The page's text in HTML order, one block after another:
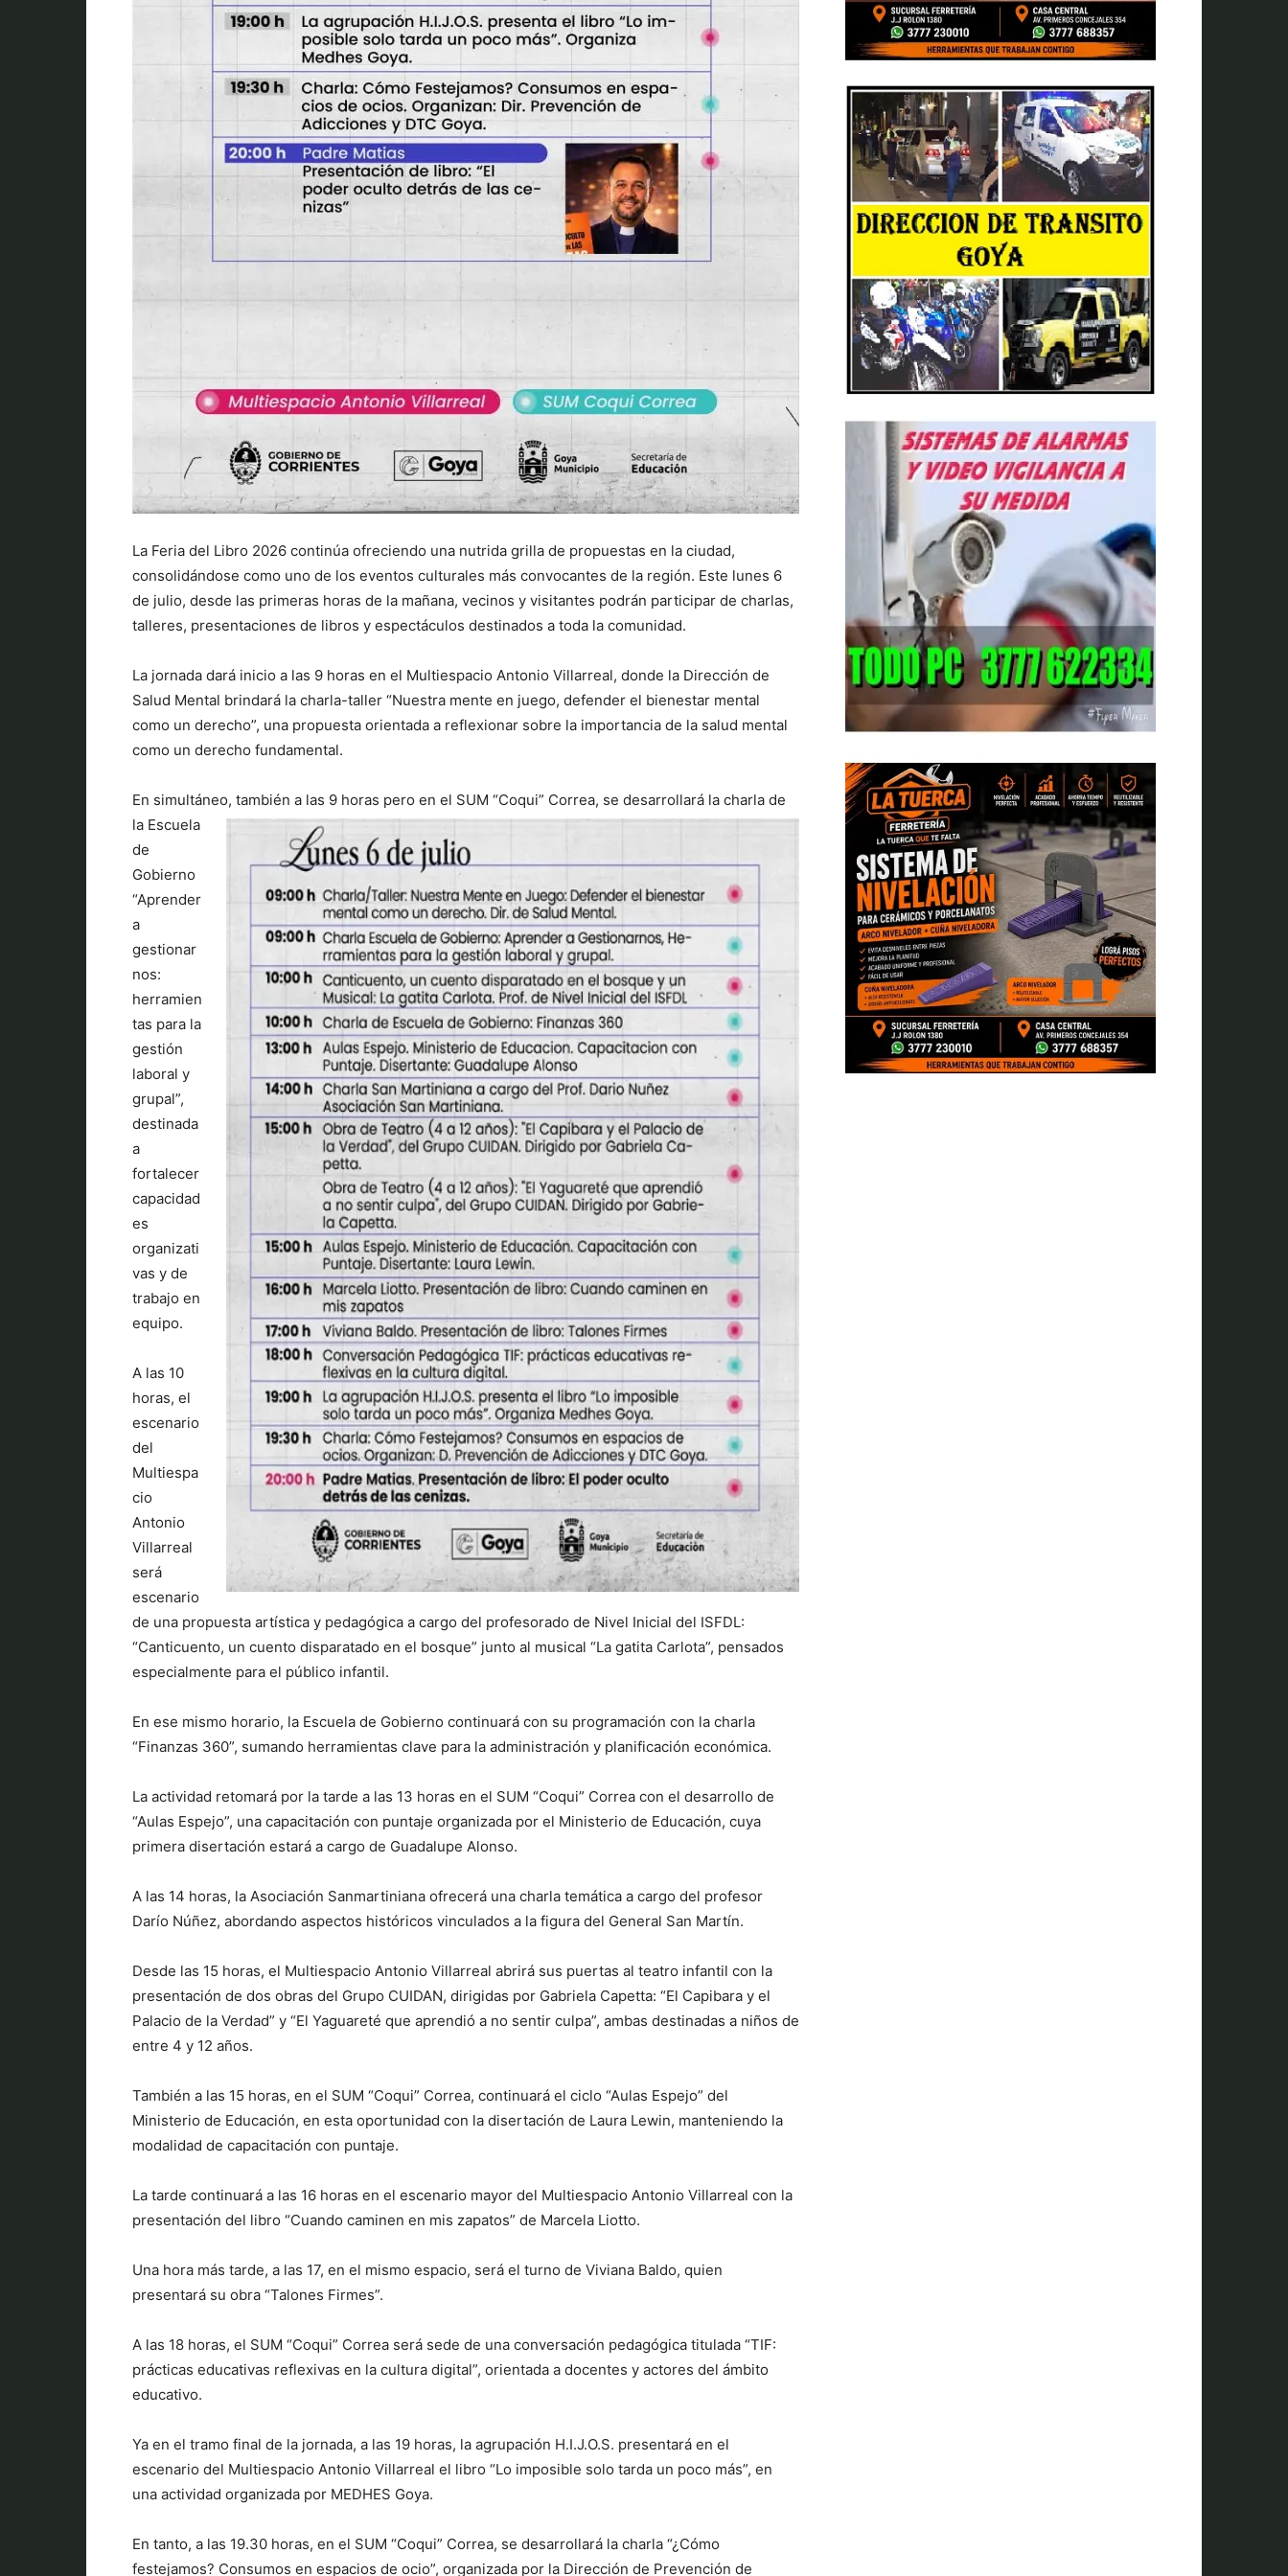
La Feria del Libro 2026 continúa ofreciendo una nutrida grilla de propuestas en la ciudad,
consolidándose como uno de los eventos culturales más convocantes de la región. Este lunes 6
de julio, desde las primeras horas de la mañana, vecinos y visitantes podrán participar de charlas,
talleres, presentaciones de libros y espectáculos destinados a toda la comunidad.
La jornada dará inicio a las 9 horas en el Multiespacio Antonio Villarreal, donde la Dirección de
Salud Mental brindará la charla-taller “Nuestra mente en juego, defender el bienestar mental
como un derecho”, una propuesta orientada a reflexionar sobre la importancia de la salud mental
como un derecho fundamental.
En simultáneo, también a las 9 horas pero en el SUM “Coqui” Correa, se desarrollará la charla de
la Escuela
de
Gobierno
“Aprender
a
gestionar
nos:
herramien
tas para la
gestión
laboral y
grupal”,
destinada
a
fortalecer
capacidad
es
organizati
vas y de
trabajo en
equipo.
A las 10
horas, el
escenario
del
Multiespa
cio
Antonio
Villarreal
será
escenario
de una propuesta artística y pedagógica a cargo del profesorado de Nivel Inicial del ISFDL:
“Canticuento, un cuento disparatado en el bosque” junto al musical “La gatita Carlota”, pensados
especialmente para el público infantil.
En ese mismo horario, la Escuela de Gobierno continuará con su programación con la charla
“Finanzas 360”, sumando herramientas clave para la administración y planificación económica.
La actividad retomará por la tarde a las 13 horas en el SUM “Coqui” Correa con el desarrollo de
“Aulas Espejo”, una capacitación con puntaje organizada por el Ministerio de Educación, cuya
primera disertación estará a cargo de Guadalupe Alonso.
A las 14 horas, la Asociación Sanmartiniana ofrecerá una charla temática a cargo del profesor
Darío Núñez, abordando aspectos históricos vinculados a la figura del General San Martín.
Desde las 15 horas, el Multiespacio Antonio Villarreal abrirá sus puertas al teatro infantil con la
presentación de dos obras del Grupo CUIDAN, dirigidas por Gabriela Capetta: “El Capibara y el
Palacio de la Verdad” y “El Yaguareté que aprendió a no sentir culpa”, ambas destinadas a niños de
entre 4 y 12 años.
También a las 15 horas, en el SUM “Coqui” Correa, continuará el ciclo “Aulas Espejo” del
Ministerio de Educación, en esta oportunidad con la disertación de Laura Lewin, manteniendo la
modalidad de capacitación con puntaje.
La tarde continuará a las 16 horas en el escenario mayor del Multiespacio Antonio Villarreal con la
presentación del libro “Cuando caminen en mis zapatos” de Marcela Liotto.
Una hora más tarde, a las 17, en el mismo espacio, será el turno de Viviana Baldo, quien
presentará su obra “Talones Firmes”.
A las 18 horas, el SUM “Coqui” Correa será sede de una conversación pedagógica titulada “TIF:
prácticas educativas reflexivas en la cultura digital”, orientada a docentes y actores del ámbito
educativo.
Ya en el tramo final de la jornada, a las 19 horas, la agrupación H.I.J.O.S. presentará en el
escenario del Multiespacio Antonio Villarreal el libro “Lo imposible solo tarda un poco más”, en
una actividad organizada por MEDHES Goya.
En tanto, a las 19.30 horas, en el SUM “Coqui” Correa, se desarrollará la charla “¿Cómo
festejamos? Consumos en espacios de ocio”, organizada por la Dirección de Prevención de